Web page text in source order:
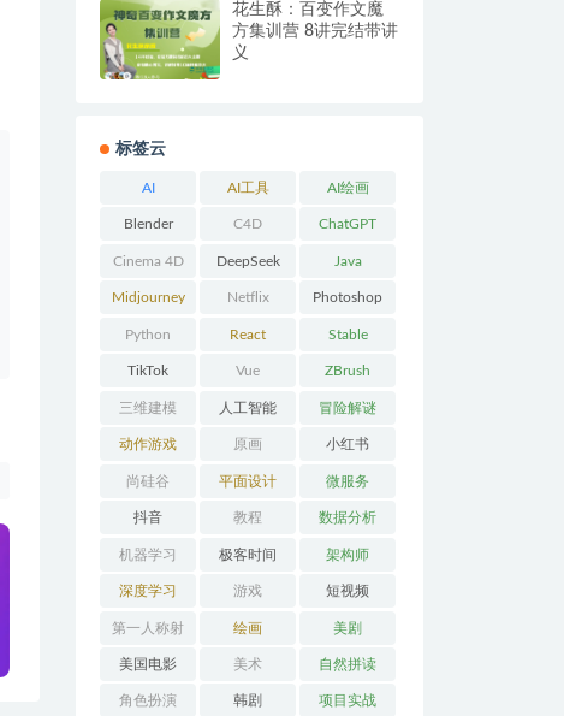
花生酥：百变作文魔
方集训营 8讲完结带讲
义
标签云
AI AI工具 AI绘画
Blender C4D ChatGPT
Cinema 4D DeepSeek Java
Midjourney Netflix Photoshop
Python React Stable
Diffusion
TikTok Vue ZBrush
三维建模 人工智能 冒险解谜
AVG
动作游戏
ACT
原画 小红书
尚硅谷 平面设计 微服务
抖音 教程 数据分析
机器学习 极客时间 架构师
深度学习 游戏 短视频
第一人称射
击FPS
绘画 美剧
美国电影 美术 自然拼读
角色扮演 韩剧 项目实战